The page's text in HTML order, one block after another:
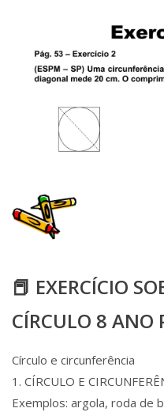
📕 EXERCÍCIO
CÍRCULO 8 ANO
Círculo e circunferência
1. CÍRCULO E
Exemplos: argola, roda de